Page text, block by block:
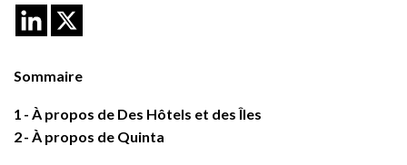
Sommaire
1
À propos de Des Hôtels et des Îles
2 À propos de Quinta